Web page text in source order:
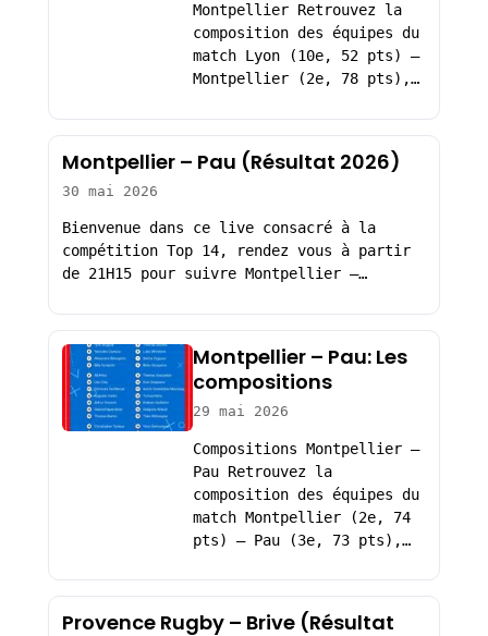
Montpellier Retrouvez la
composition des équipes du
match Lyon (10e, 52 pts) –
Montpellier (2e, 78 pts),…
Montpellier – Pau (Résultat 2026)
30 mai 2026
Bienvenue dans ce live consacré à la
compétition Top 14, rendez vous à partir
de 21H15 pour suivre Montpellier –…
Montpellier – Pau: Les
compositions
29 mai 2026
Compositions Montpellier –
Pau Retrouvez la
composition des équipes du
match Montpellier (2e, 74
pts) – Pau (3e, 73 pts),…
Provence Rugby – Brive (Résultat